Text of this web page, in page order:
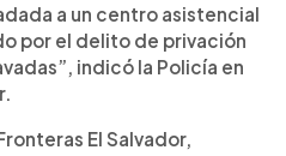
a un centro asistencial
por el delito de privación
indicó la Policía en
El Salvador,